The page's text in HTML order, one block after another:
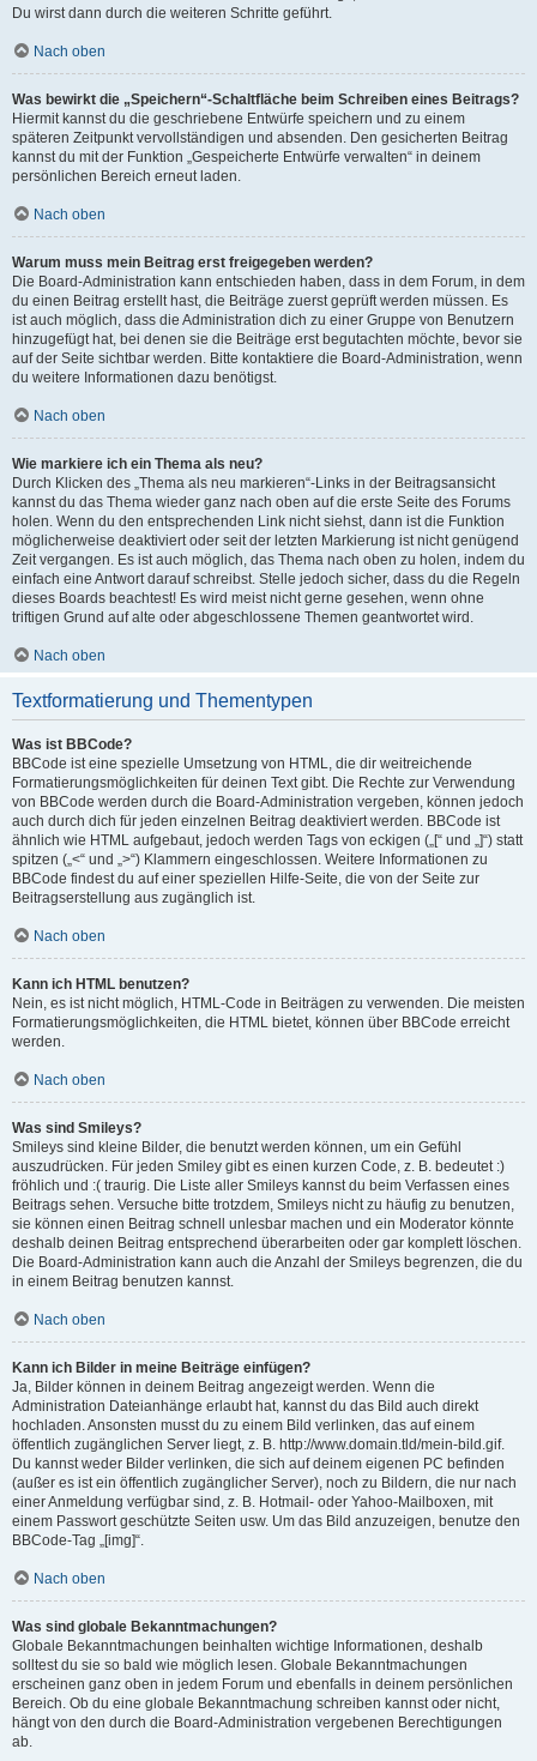
Du wirst dann durch die weiteren Schritte geführt.
Nach oben
Was bewirkt die „Speichern“-Schaltfläche beim Schreiben eines Beitrags?
Hiermit kannst du die geschriebene Entwürfe speichern und zu einem
späteren Zeitpunkt vervollständigen und absenden. Den gesicherten Beitrag
kannst du mit der Funktion „Gespeicherte Entwürfe verwalten“ in deinem
persönlichen Bereich erneut laden.
Nach oben
Warum muss mein Beitrag erst freigegeben werden?
Die Board-Administration kann entschieden haben, dass in dem Forum, in dem
du einen Beitrag erstellt hast, die Beiträge zuerst geprüft werden müssen. Es
ist auch möglich, dass die Administration dich zu einer Gruppe von Benutzern
hinzugefügt hat, bei denen sie die Beiträge erst begutachten möchte, bevor sie
auf der Seite sichtbar werden. Bitte kontaktiere die Board-Administration, wenn
du weitere Informationen dazu benötigst.
Nach oben
Wie markiere ich ein Thema als neu?
Durch Klicken des „Thema als neu markieren“-Links in der Beitragsansicht
kannst du das Thema wieder ganz nach oben auf die erste Seite des Forums
holen. Wenn du den entsprechenden Link nicht siehst, dann ist die Funktion
möglicherweise deaktiviert oder seit der letzten Markierung ist nicht genügend
Zeit vergangen. Es ist auch möglich, das Thema nach oben zu holen, indem du
einfach eine Antwort darauf schreibst. Stelle jedoch sicher, dass du die Regeln
dieses Boards beachtest! Es wird meist nicht gerne gesehen, wenn ohne
triftigen Grund auf alte oder abgeschlossene Themen geantwortet wird.
Nach oben
Textformatierung und Thementypen
Was ist BBCode?
BBCode ist eine spezielle Umsetzung von HTML, die dir weitreichende
Formatierungsmöglichkeiten für deinen Text gibt. Die Rechte zur Verwendung
von BBCode werden durch die Board-Administration vergeben, können jedoch
auch durch dich für jeden einzelnen Beitrag deaktiviert werden. BBCode ist
ähnlich wie HTML aufgebaut, jedoch werden Tags von eckigen („[“ und „]“) statt
spitzen („<“ und „>“) Klammern eingeschlossen. Weitere Informationen zu
BBCode findest du auf einer speziellen Hilfe-Seite, die von der Seite zur
Beitragserstellung aus zugänglich ist.
Nach oben
Kann ich HTML benutzen?
Nein, es ist nicht möglich, HTML-Code in Beiträgen zu verwenden. Die meisten
Formatierungsmöglichkeiten, die HTML bietet, können über BBCode erreicht
werden.
Nach oben
Was sind Smileys?
Smileys sind kleine Bilder, die benutzt werden können, um ein Gefühl
auszudrücken. Für jeden Smiley gibt es einen kurzen Code, z. B. bedeutet :)
fröhlich und :( traurig. Die Liste aller Smileys kannst du beim Verfassen eines
Beitrags sehen. Versuche bitte trotzdem, Smileys nicht zu häufig zu benutzen,
sie können einen Beitrag schnell unlesbar machen und ein Moderator könnte
deshalb deinen Beitrag entsprechend überarbeiten oder gar komplett löschen.
Die Board-Administration kann auch die Anzahl der Smileys begrenzen, die du
in einem Beitrag benutzen kannst.
Nach oben
Kann ich Bilder in meine Beiträge einfügen?
Ja, Bilder können in deinem Beitrag angezeigt werden. Wenn die
Administration Dateianhänge erlaubt hat, kannst du das Bild auch direkt
hochladen. Ansonsten musst du zu einem Bild verlinken, das auf einem
öffentlich zugänglichen Server liegt, z. B. http://www.domain.tld/mein-bild.gif.
Du kannst weder Bilder verlinken, die sich auf deinem eigenen PC befinden
(außer es ist ein öffentlich zugänglicher Server), noch zu Bildern, die nur nach
einer Anmeldung verfügbar sind, z. B. Hotmail- oder Yahoo-Mailboxen, mit
einem Passwort geschützte Seiten usw. Um das Bild anzuzeigen, benutze den
BBCode-Tag „[img]“.
Nach oben
Was sind globale Bekanntmachungen?
Globale Bekanntmachungen beinhalten wichtige Informationen, deshalb
solltest du sie so bald wie möglich lesen. Globale Bekanntmachungen
erscheinen ganz oben in jedem Forum und ebenfalls in deinem persönlichen
Bereich. Ob du eine globale Bekanntmachung schreiben kannst oder nicht,
hängt von den durch die Board-Administration vergebenen Berechtigungen
ab.